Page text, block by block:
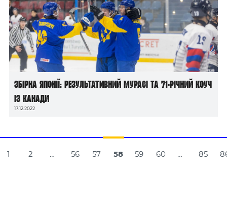
Збірна Японії: результативний Мурасі та 71-річний коуч
із Канади
17.12.2022
1 2 … 56 57 58 59 60 … 85